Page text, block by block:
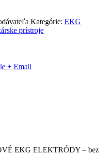
Kategórie: EKG
prístroje
+ Email
EKG ELEKTRÓDY – bez